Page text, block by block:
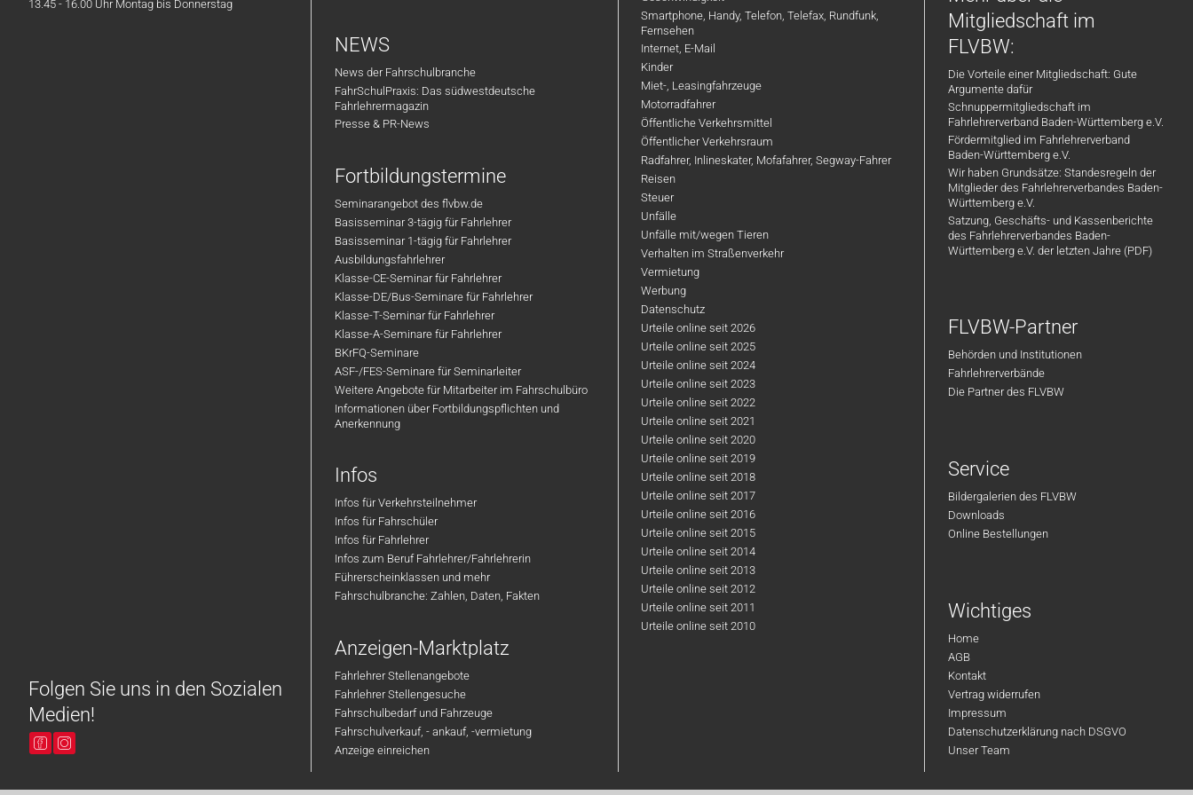
auch für deine tägliche
Ein modernes
Arbeitsumfeld mit gut
ausgestatteten
Ausbildungsfahrzeugen
Ein freundliches,
familiäres Team
Fort- und
Weiterbildungsmöglichkeiten
Wertschätzung, kurze
Entscheidungswege und
ein angenehmes
Betriebsklima
Wir freuen uns darauf, dich
kennenzulernen!
Weiterentwicklung
Gestalte mit uns die sichere
Mobilität von morgen!
Wir freuen uns auf deine
Bewerbung und darauf, dich
kennenzulernen! 🚘
Arbeitsplatz – auch im
Bezahlte Fortbildung
Zeiteinteilung
Moderne Unterrichtsräume
und Schulungsmedien
Ein leistungsstarkes und
erfolgsorientiertes Team
Firmenveranstaltungen, Firmenhandy,
Prüfort ist Müllheim
und vieles mehr....
Abgeschlossene
Fahrlehrer (m/w/d) auch
egal welcher zusätzlichen
motivierte Arbeitsweise
Offen für Neuerungen und
Innovationen z. B.
Simulator Ausbildung,
Intensivkurse
Freude an der Arbeit im
Gerne können wir uns auch vorab
Diskretion ist für uns
selbstverständlich.
13.45 - 16.00 Uhr Montag bis Donnerstag
Folgen Sie uns in den Sozialen
Medien!
NEWS
News der Fahrschulbranche
FahrSchulPraxis: Das südwestdeutsche
Fahrlehrermagazin
Presse & PR-News
Fortbildungstermine
Seminarangebot des flvbw.de
Basisseminar 3-tägig für Fahrlehrer
Basisseminar 1-tägig für Fahrlehrer
Ausbildungsfahrlehrer
Klasse-CE-Seminar für Fahrlehrer
Klasse-DE/Bus-Seminare für Fahrlehrer
Klasse-T-Seminar für Fahrlehrer
Klasse-A-Seminare für Fahrlehrer
BKrFQ-Seminare
ASF-/FES-Seminare für Seminarleiter
Weitere Angebote für Mitarbeiter im Fahrschulbüro
Informationen über Fortbildungspflichten und
Anerkennung
Infos
Infos für Verkehrsteilnehmer
Infos für Fahrschüler
Infos für Fahrlehrer
Infos zum Beruf Fahrlehrer/Fahrlehrerin
Führerscheinklassen und mehr
Fahrschulbranche: Zahlen, Daten, Fakten
Anzeigen-Marktplatz
Fahrlehrer Stellenangebote
Fahrlehrer Stellengesuche
Fahrschulbedarf und Fahrzeuge
Fahrschulverkauf, - ankauf, -vermietung
Anzeige einreichen
Smartphone, Handy, Telefon, Telefax, Rundfunk,
Fernsehen
Internet, E-Mail
Kinder
Miet-, Leasingfahrzeuge
Motorradfahrer
Öffentliche Verkehrsmittel
Öffentlicher Verkehrsraum
Radfahrer, Inlineskater, Mofafahrer, Segway-Fahrer
Reisen
Steuer
Unfälle
Unfälle mit/wegen Tieren
Verhalten im Straßenverkehr
Vermietung
Werbung
Datenschutz
Urteile online seit 2026
Urteile online seit 2025
Urteile online seit 2024
Urteile online seit 2023
Urteile online seit 2022
Urteile online seit 2021
Urteile online seit 2020
Urteile online seit 2019
Urteile online seit 2018
Urteile online seit 2017
Urteile online seit 2016
Urteile online seit 2015
Urteile online seit 2014
Urteile online seit 2013
Urteile online seit 2012
Urteile online seit 2011
Urteile online seit 2010
Mitgliedschaft im
FLVBW:
Die Vorteile einer Mitgliedschaft: Gute
Argumente dafür
Schnuppermitgliedschaft im
Fahrlehrerverband Baden-Württemberg e.V.
Fördermitglied im Fahrlehrerverband
Baden-Württemberg e.V.
Wir haben Grundsätze: Standesregeln der
Mitglieder des Fahrlehrerverbandes Baden-
Württemberg e.V.
Satzung, Geschäfts- und Kassenberichte
des Fahrlehrerverbandes Baden-
Württemberg e.V. der letzten Jahre (PDF)
FLVBW-Partner
Behörden und Institutionen
Fahrlehrerverbände
Die Partner des FLVBW
Service
Bildergalerien des FLVBW
Downloads
Online Bestellungen
Wichtiges
Home
AGB
Kontakt
Vertrag widerrufen
Impressum
Datenschutzerklärung nach DSGVO
Unser Team